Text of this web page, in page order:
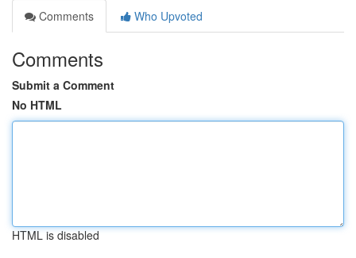
Comments
Who Upvoted
Comments
Submit a Comment
No HTML
HTML is disabled